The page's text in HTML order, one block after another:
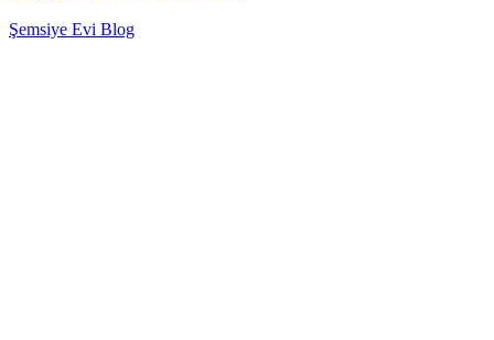
Şemsiye Evi Blog